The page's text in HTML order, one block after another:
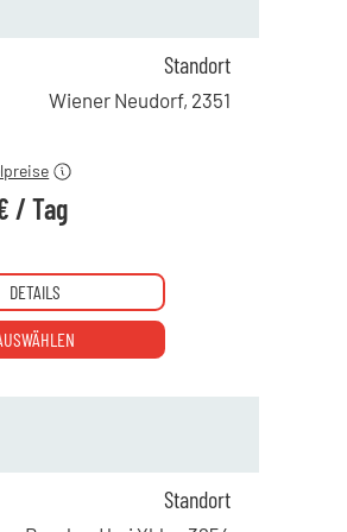
40,00 €
/Tag
Standort
Wiener Neudorf, 2351
DETAILS
35,00 €
Standort